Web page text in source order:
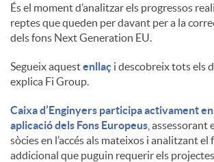
És el moment d’analitzar els progressos
reptes que queden per davant per a la
dels fons Next Generation EU.
Segueix aquestenllaç i descobreix tots els
explica Fi Group.
Caixa d’Enginyers participa activament
aplicació dels Fons Europeus , assessorant
sòcies en l’accés als mateixos i analitzant
addicional que puguin requerir els